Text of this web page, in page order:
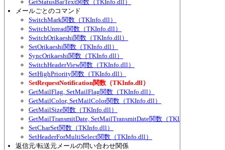
GetStatusBarText関数（TKInfo.dll）
メールごとのコマンド
SwitchMark関数（TKInfo.dll）
SwitchUnread関数（TKInfo.dll）
SwitchOrikaeshi関数（TKInfo.dll）
SetOrikaeshi関数（TKInfo.dll）
SyncOrikaeshi関数（TKInfo.dll）
SwitchHeaderView関数（TKInfo.dll）
SetHighPriority関数（TKInfo.dll）
SetRequestNotification関数（TKInfo.dll）
GetMailFlag, SetMailFlag関数（TKInfo.dll）
GetMailColor, SetMailColor関数（TKInfo.dll）
GetMailSize関数（TKInfo.dll）
GetMailTransmitDate, SetMailTransmitDate関数（TKInfo.dll）
SetCharSet関数（TKInfo.dll）
SetHeaderForMultiSelect関数（TKInfo.dll）
返信元/転送元メールの問い合わせ関係